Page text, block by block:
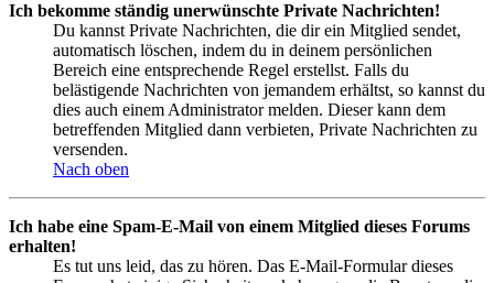
Ich bekomme ständig unerwünschte Private Nachrichten!
Du kannst Private Nachrichten, die dir ein Mitglied sendet,
automatisch löschen, indem du in deinem persönlichen
Bereich eine entsprechende Regel erstellst. Falls du
belästigende Nachrichten von jemandem erhältst, so kannst du
dies auch einem Administrator melden. Dieser kann dem
betreffenden Mitglied dann verbieten, Private Nachrichten zu
versenden.
Nach oben
Ich habe eine Spam-E-Mail von einem Mitglied dieses Forums
erhalten!
Es tut uns leid, das zu hören. Das E-Mail-Formular dieses